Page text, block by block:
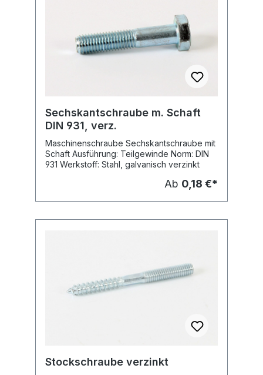
Sechskantschraube m. Schaft
DIN 931, verz.
Maschinenschraube Sechskantschraube mit
Schaft Ausführung: Teilgewinde Norm: DIN
931 Werkstoff: Stahl, galvanisch verzinkt
Ab 0,18 €*
Stockschraube verzinkt